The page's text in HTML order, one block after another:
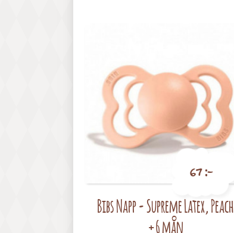
Pris
67 :-
Bibs Napp - Supreme Latex, Peach
+6 mån